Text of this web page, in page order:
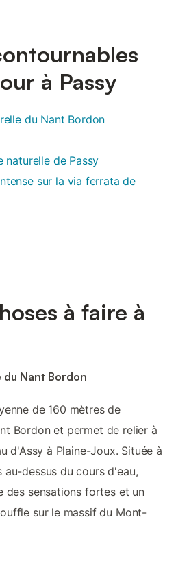
à Passy
du Nant Bordon
naturelle de Passy
sur la via ferrata de
à faire à
Nant Bordon
de 160 mètres de
Bordon et permet de relier à
d'Assy à Plaine-Joux. Située à
dessus du cours d'eau,
des sensations fortes et un
sur le massif du Mont-